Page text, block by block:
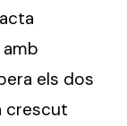
els dos
crescut